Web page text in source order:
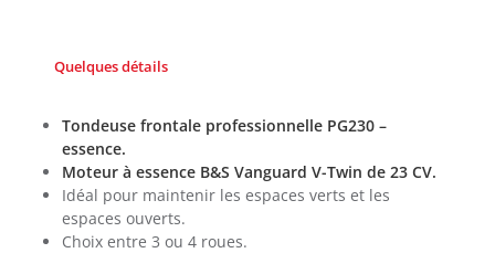
Quelques détails
Tondeuse frontale professionnelle PG230 –
essence.
Moteur à essence B&S Vanguard V-Twin de 23 CV.
Idéal pour maintenir les espaces verts et les
espaces ouverts.
Choix entre 3 ou 4 roues.